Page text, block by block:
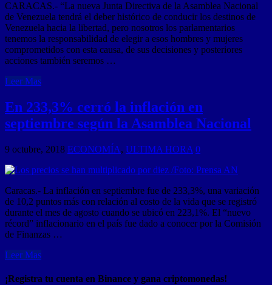
CARACAS.- “La nueva Junta Directiva de la Asamblea Nacional
de Venezuela tendrá el deber histórico de conducir los destinos de
Venezuela hacia la libertad, pero nosotros los parlamentarios
tenemos la responsabilidad de elegir a esos hombres y mujeres
comprometidos con esta causa, de sus decisiones y posteriores
acciones también seremos …
Leer Mas
En 233,3% cerró la inflación en
septiembre según la Asamblea Nacional
9 octubre, 2018 ECONOMÍA, ULTIMA HORA 0
Caracas.- La inflación en septiembre fue de 233,3%, una variación
de 10,2 puntos más con relación al costo de la vida que se registró
durante el mes de agosto cuando se ubicó en 223,1%. El “nuevo
récord” inflacionario en el país fue dado a conocer por la Comisión
de Finanzas …
Leer Mas
¡Registra tu cuenta en Binance y gana criptomonedas!